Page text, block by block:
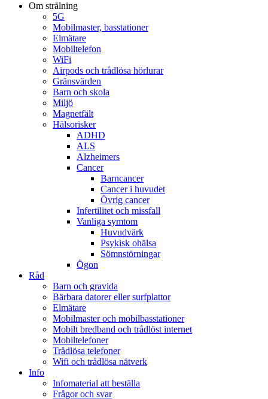
Om strålning
5G
Mobilmaster, basstationer
Elmätare
Mobiltelefon
WiFi
Airpods och trådlösa hörlurar
Gränsvärden
Barn och skola
Miljö
Magnetfält
Hälsorisker
ADHD
ALS
Alzheimers
Cancer
Barncancer
Cancer i huvudet
Övrig cancer
Infertilitet och missfall
Vanliga symtom
Huvudvärk
Psykisk ohälsa
Sömnstörningar
Ögon
Råd
Barn och gravida
Bärbara datorer eller surfplattor
Elmätare
Mobilmaster och mobilbasstationer
Mobilt bredband och trådlöst internet
Mobiltelefoner
Trådlösa telefoner
Wifi och trådlösa nätverk
Info
Infomaterial att beställa
Frågor och svar